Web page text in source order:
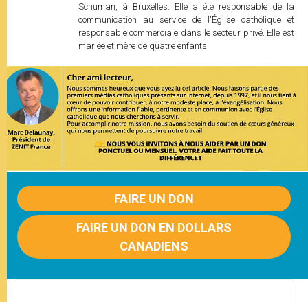
Schuman, à Bruxelles. Elle a été responsable de la
communication au service de l'Église catholique et
responsable commerciale dans le secteur privé. Elle est
mariée et mère de quatre enfants.
FAIRE UN DON
FAIRE UN DON EN DOLLARS
CANADIENS